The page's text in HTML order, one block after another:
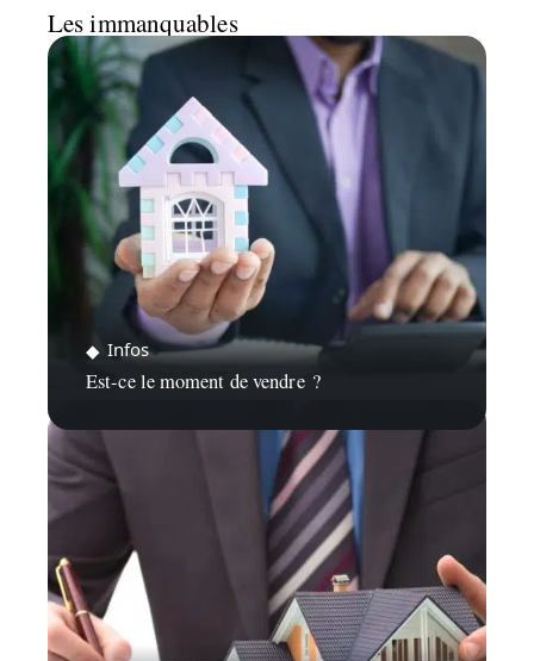
Les immanquables
Infos
Est-ce le moment de vendre ?